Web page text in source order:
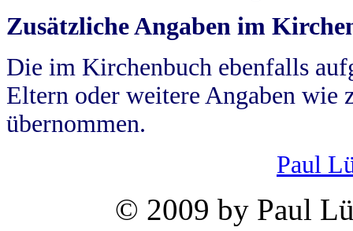
Zusätzliche Angaben im
Die im Kirchenbuch ebenfalls
Eltern oder weitere Angaben wie
übernommen.
Paul
© 2009 by Paul